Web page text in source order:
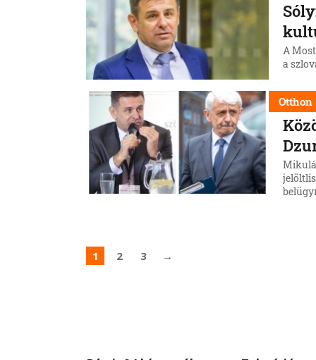
A
a
Otthon
1 2 3 →